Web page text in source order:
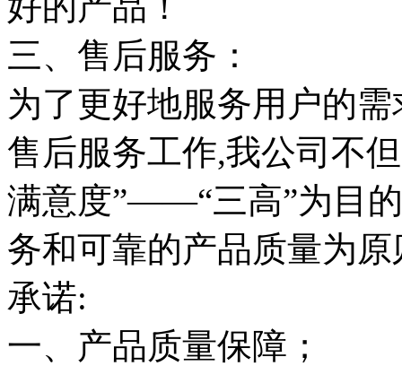
三、售后服务：
为了更好地服务用户的
售后服务工作,我公司不
满意度”——“三高”为目
务和可靠的产品质量为
承诺:
一、产品质量保障；